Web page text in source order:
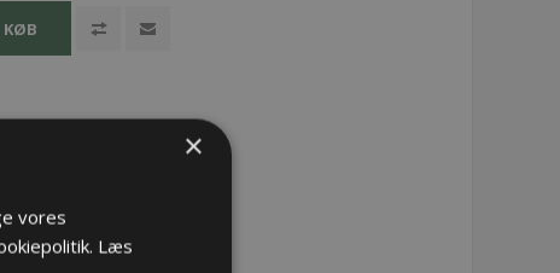
KØB
×
vores
Læs